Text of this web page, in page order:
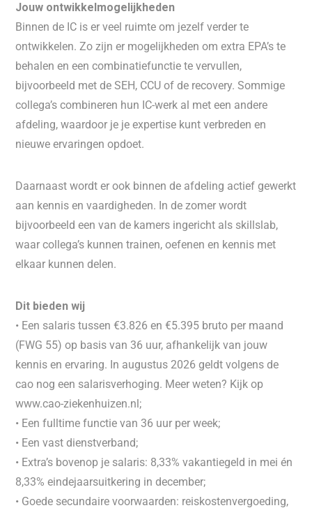
Jouw ontwikkelmogelijkheden
Binnen de IC is er veel ruimte om jezelf verder te
ontwikkelen. Zo zijn er mogelijkheden om extra EPA’s te
behalen en een combinatiefunctie te vervullen,
bijvoorbeeld met de SEH, CCU of de recovery. Sommige
collega’s combineren hun IC-werk al met een andere
afdeling, waardoor je je expertise kunt verbreden en
nieuwe ervaringen opdoet.
Daarnaast wordt er ook binnen de afdeling actief gewerkt
aan kennis en vaardigheden. In de zomer wordt
bijvoorbeeld een van de kamers ingericht als skillslab,
waar collega’s kunnen trainen, oefenen en kennis met
elkaar kunnen delen.
Dit bieden wij
• Een salaris tussen €3.826 en €5.395 bruto per maand
(FWG 55) op basis van 36 uur, afhankelijk van jouw
kennis en ervaring. In augustus 2026 geldt volgens de
cao nog een salarisverhoging. Meer weten? Kijk op
www.cao-ziekenhuizen.nl;
• Een fulltime functie van 36 uur per week;
• Een vast dienstverband;
• Extra’s bovenop je salaris: 8,33% vakantiegeld in mei én
8,33% eindejaarsuitkering in december;
• Goede secundaire voorwaarden: reiskostenvergoeding,